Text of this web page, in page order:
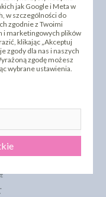
jak Google i Meta w
w szczególności do
zgodnie z Twoimi
i marketingowych plików
klikając „Akceptuj
zgody dla nas i naszych
zgodę możesz
wybrane ustawienia.